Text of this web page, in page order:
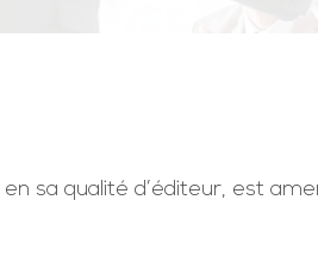
en sa qualité d’éditeur, est